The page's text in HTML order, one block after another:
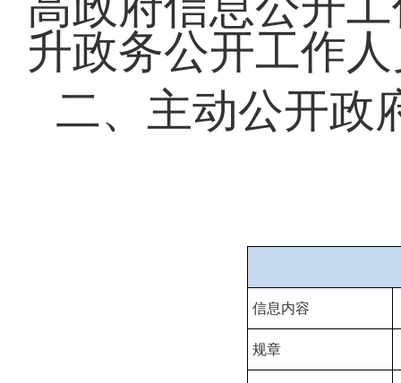
升政务公开工作
二、主动公开政
信息内容
规章